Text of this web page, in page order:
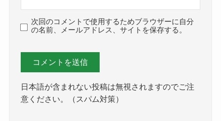
次回のコメントで使用するためブラウザーに自分
の名前、メールアドレス、サイトを保存する。
日本語が含まれない投稿は無視されますのでご注
意ください。（スパム対策）